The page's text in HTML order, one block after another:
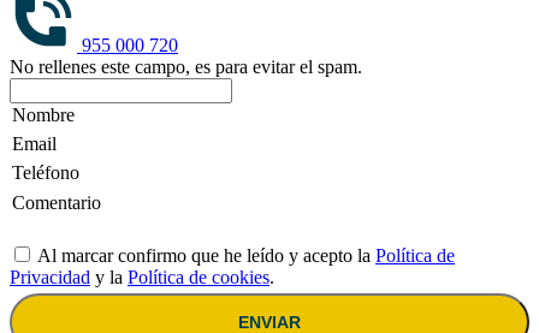
955 000 720
No rellenes este campo, es para evitar el spam.
Al marcar confirmo que he leído y acepto la Política de
Privacidad y la Política de cookies.
ENVIAR